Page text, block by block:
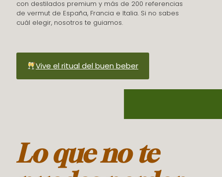
con destilados premium y más de 200 referencias
de vermut de España, Francia e Italia. Si no sabes
cuál elegir, nosotros te guiamos.
Vive el ritual del buen beber
Lo que no te